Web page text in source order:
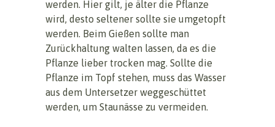
werden. Hier gilt, je älter die Pflanze
wird, desto seltener sollte sie umgetopft
werden. Beim Gießen sollte man
Zurückhaltung walten lassen, da es die
Pflanze lieber trocken mag. Sollte die
Pflanze im Topf stehen, muss das Wasser
aus dem Untersetzer weggeschüttet
werden, um Staunässe zu vermeiden.